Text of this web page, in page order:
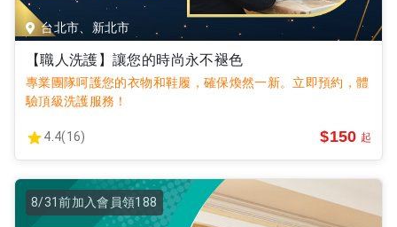
台北市、新北市
【職人洗護】讓您的時尚永不褪色
專業團隊呵護您的衣物和鞋履，確保煥然一新。立即預約，體
驗頂級洗護服務！
4.4(16) $150 起
8/31前加入會員領188